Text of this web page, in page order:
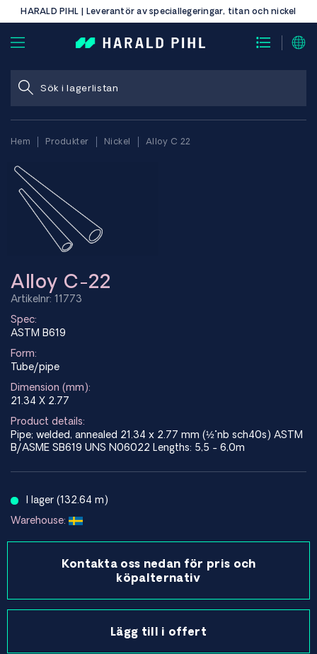
HARALD PIHL | Leverantör av speciallegeringar, titan och nickel
Hem Produkter Nickel Alloy C 22
Alloy C-22
Artikelnr: 11773
Spec:
ASTM B619
Form:
Tube/pipe
Dimension (mm):
21.34 X 2.77
Product details:
Pipe; welded, annealed 21.34 x 2.77 mm (½"nb sch40s) ASTM
B/ASME SB619 UNS N06022 Lengths: 5,5 - 6,0m
I lager (132.64 m)
Warehouse:
Kontakta oss nedan för pris och
köpalternativ
Lägg till i offert